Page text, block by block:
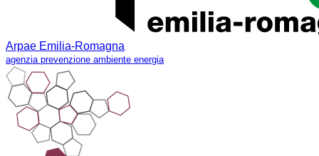
Arpae Emilia-Romagna
agenzia prevenzione ambiente energia